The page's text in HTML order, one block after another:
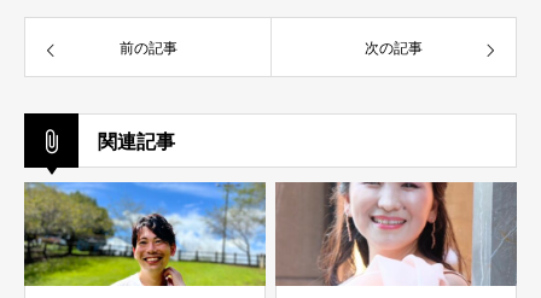
前の記事 次の記事
関連記事